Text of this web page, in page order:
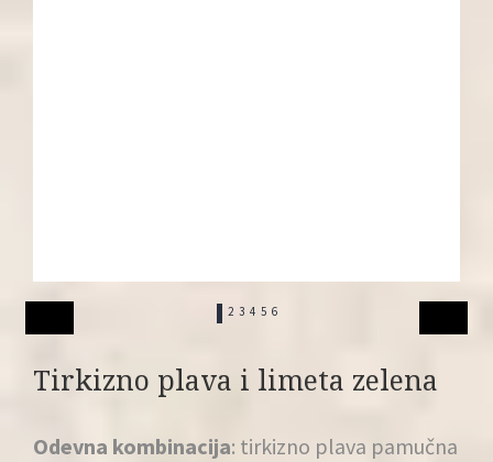
2 3 4 5 6
Tirkizno plava i limeta zelena
Odevna kombinacija: tirkizno plava pamučna